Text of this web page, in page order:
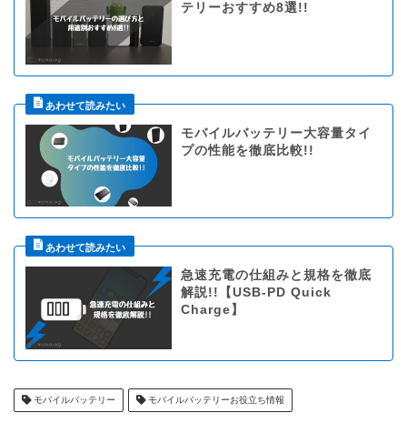
テリーおすすめ8選!!
モバイルバッテリー大容量タイ
プの性能を徹底比較!!
急速充電の仕組みと規格を徹底
解説!!【USB-PD Quick
Charge】
モバイルバッテリー モバイルバッテリーお役立ち情報